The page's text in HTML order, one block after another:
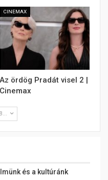
CINEMAX
Az ördög Pradát visel 2 |
Cinemax
és a kultúránk